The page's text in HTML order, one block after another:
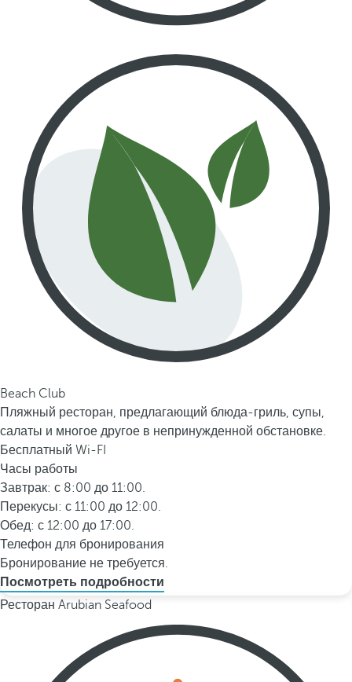
Beach Club
Пляжный ресторан, предлагающий блюда-гриль, супы,
салаты и многое другое в непринужденной обстановке.
Бесплатный Wi-FI
Часы работы
Завтрак: с 8:00 до 11:00.
Перекусы: с 11:00 до 12:00.
Обед: с 12:00 до 17:00.
Телефон для бронирования
Бронирование не требуется.
Посмотреть подробности
Ресторан Arubian Seafood